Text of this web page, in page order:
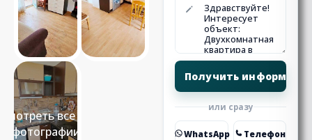
Смотреть все 15
фотографии
или сразу
WhatsApp Телефон